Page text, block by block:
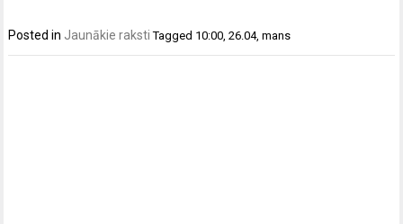
Posted in Jaunākie raksti Tagged 10:00 ,26.04,mans